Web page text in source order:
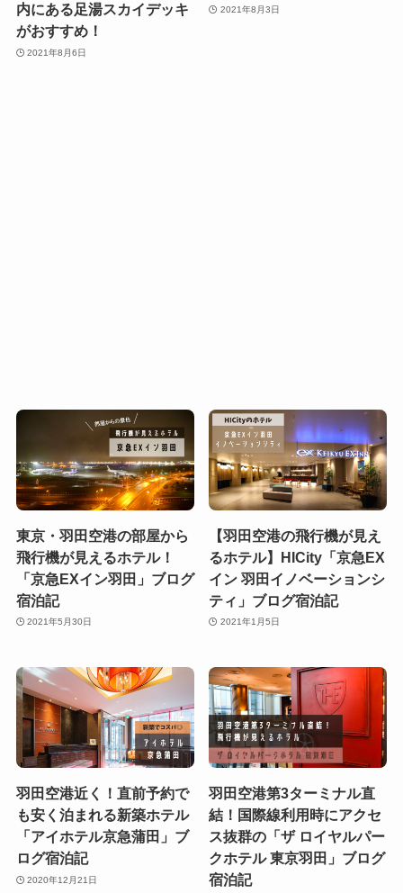
内にある足湯スカイデッキ
がおすすめ！
2021年8月6日
2021年8月3日
東京・羽田空港の部屋から
飛行機が見えるホテル！
「京急EXイン羽田」ブログ
宿泊記
2021年5月30日
【羽田空港の飛行機が見え
るホテル】HICity「京急EX
イン 羽田イノベーションシ
ティ」ブログ宿泊記
2021年1月5日
羽田空港近く！直前予約で
も安く泊まれる新築ホテル
「アイホテル京急蒲田」ブ
ログ宿泊記
2020年12月21日
羽田空港第3ターミナル直
結！国際線利用時にアクセ
ス抜群の「ザ ロイヤルパー
クホテル 東京羽田」ブログ
宿泊記